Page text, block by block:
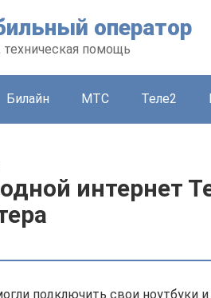
оператор
техническая помощь
Билайн МТС Теле2
интернет
подключить свои ноутбуки